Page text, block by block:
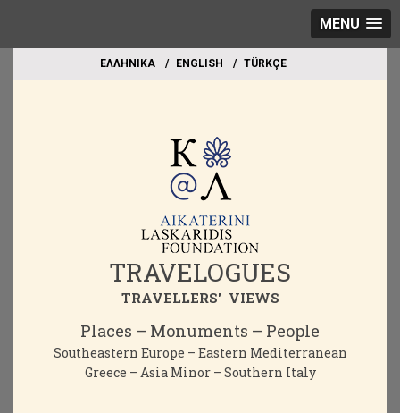
MENU
EΛΛΗΝΙΚΑ ΕΝGLISH TÜRKÇE
TRAVELOGUES
TRAVELLERS' VIEWS
Places – Monuments – People
Southeastern Europe – Eastern Mediterranean
Greece – Asia Minor – Southern Italy